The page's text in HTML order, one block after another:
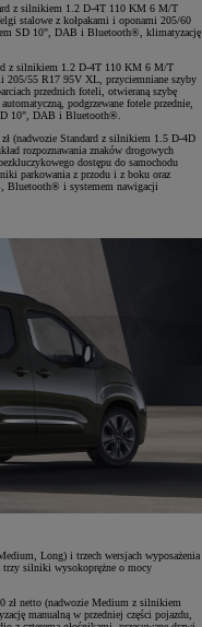
z silnikiem 1.2 D-4T 110 KM 6 M/T
stalowe z kołpakami i oponami 205/60
SD 10", DAB i Bluetooth®, klimatyzację
z silnikiem 1.2 D-4T 110 KM 6 M/T
205/55 R17 95V XL, przyciemniane szyby
przednich foteli, otwieraną szybę
podgrzewane fotele przednie,
10", DAB i Bluetooth®.
(nadwozie Standard z silnikiem 1.5 D-4D
rozpoznawania znaków drogowych
dostępu do samochodu
parkowania z przodu i z boku oraz
Bluetooth® i systemem nawigacji
Long) i trzech wersjach wyposażenia
silniki wysokoprężne o mocy
zł netto (nadwozie Medium z silnikiem
manualną w przedniej części pojazdu,